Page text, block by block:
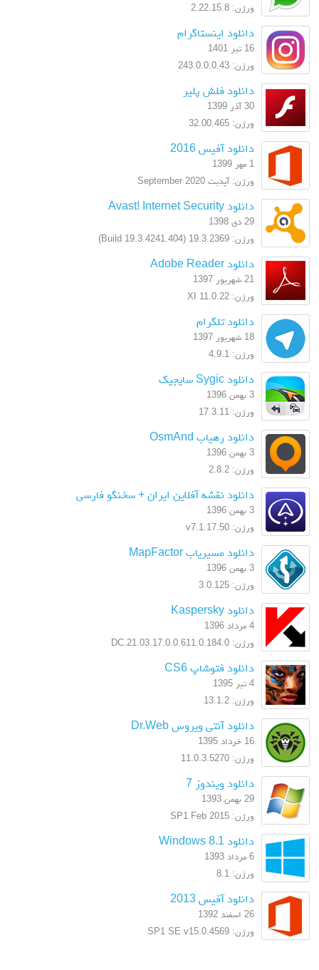
ورژن: 2.22.15.8
دانلود اینستاگرام
16 تیر 1401
ورژن: 243.0.0.0.43
دانلود فلش پلیر
30 آذر 1399
ورژن: 32.00.465
دانلود آفیس 2016
1 مهر 1399
ورژن: آپدیت September 2020
دانلود Avast! Internet Security
29 دی 1398
ورژن: 19.3.2369 (Build 19.3.4241.404)
دانلود Adobe Reader
21 شهریور 1397
ورژن: XI 11.0.22
دانلود تلگرام
18 شهریور 1397
ورژن: 4.9.1
دانلود Sygic سایجیک
3 بهمن 1396
ورژن: 17.3.11
دانلود رهیاب OsmAnd
3 بهمن 1396
ورژن: 2.8.2
دانلود نقشه آفلاین ایران + سخنگو فارسی
3 بهمن 1396
ورژن: v7.1.17.50
دانلود مسیریاب MapFactor
3 بهمن 1396
ورژن: 3.0.125
دانلود Kaspersky
4 مرداد 1396
ورژن: 17.0.0.611.0.184.0.DC.21.03
دانلود فتوشاپ CS6
4 تیر 1395
ورژن: 13.1.2
دانلود آنتی ویروس Dr.Web
16 خرداد 1395
ورژن: 11.0.3.5270
دانلود ویندوز 7
29 بهمن 1393
ورژن: SP1 Feb 2015
دانلود Windows 8.1
6 مرداد 1393
ورژن: 8.1
دانلود آفیس 2013
26 اسفند 1392
ورژن: SP1 SE v15.0.4569